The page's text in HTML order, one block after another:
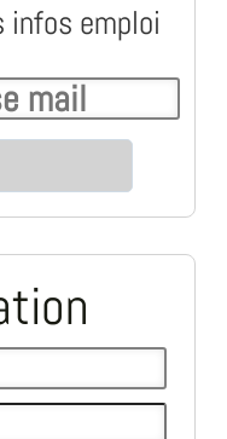
infos emploi